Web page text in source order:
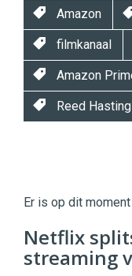
Amazon
filmkanaal
Amazon
Reed
|
Digital
Commercehttps://
9654
Er is op dit
Netflix
streaming